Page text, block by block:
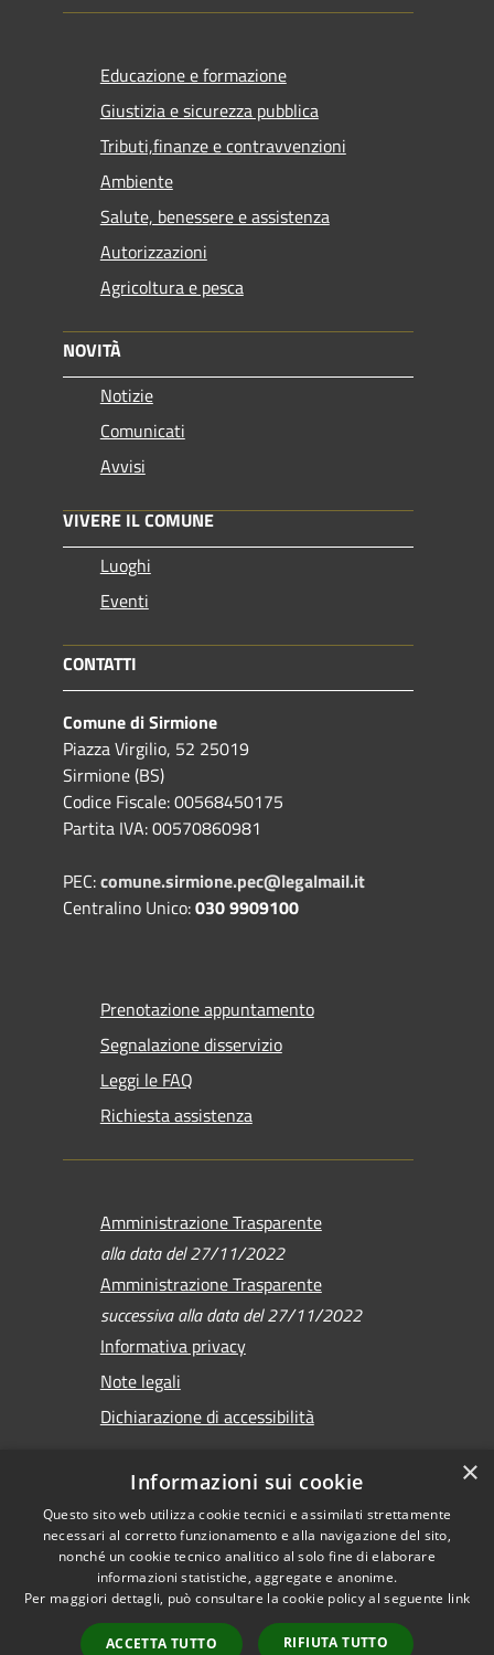
Educazione e formazione
Giustizia e sicurezza pubblica
Tributi,finanze e contravvenzioni
Ambiente
Salute, benessere e assistenza
Autorizzazioni
Agricoltura e pesca
NOVITÀ
Notizie
Comunicati
Avvisi
VIVERE IL COMUNE
Luoghi
Eventi
CONTATTI
Comune di Sirmione
Piazza Virgilio, 52 25019
Sirmione (BS)
Codice Fiscale: 00568450175
Partita IVA: 00570860981
PEC:comune.sirmione.pec@legalmail.it
Centralino Unico:030 9909100
Prenotazione appuntamento
Segnalazione disservizio
Leggi le FAQ
Richiesta assistenza
Amministrazione Trasparente
alla data del 27/11/2022
Amministrazione Trasparente
successiva alla data del 27/11/2022
Informativa privacy
Note legali
Dichiarazione di accessibilità
RSS
Accessibilità
Privacy
Cookie
Mappa del sito
Copyright © 2026 •
Comune di Sirmione •
Powered by
Municipium•
Accesso redazione
×
Informazioni sui cookie
Questo sito web utilizza cookie tecnici e assimilati strettamente
necessari al corretto funzionamento e alla navigazione del sito,
nonché un cookie tecnico analitico al solo fine di elaborare
informazioni statistiche, aggregate e anonime.
Per maggiori dettagli, può consultare la cookie policy al seguente link
ACCETTA TUTTO RIFIUTA TUTTO